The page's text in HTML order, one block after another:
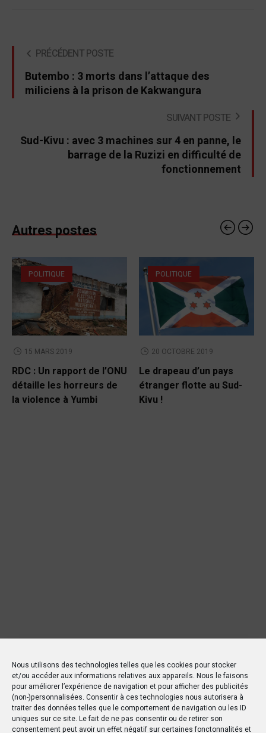
Nous utilisons des technologies telles que les cookies pour stocker
et/ou accéder aux informations relatives aux appareils. Nous le faisons
pour améliorer l’expérience de navigation et pour afficher des publicités
(non-)personnalisées. Consentir à ces technologies nous autorisera à
traiter des données telles que le comportement de navigation ou les ID
uniques sur ce site. Le fait de ne pas consentir ou de retirer son
consentement peut avoir un effet négatif sur certaines fonctonnalités et
PRÉCÉDENT POSTE
Butembo : 3 morts dans l’attaque des
miliciens à la prison de Kakwangura
SUIVANT POSTE
Sud-Kivu : avec 3 machines sur 4 en panne, le
barrage de la Ruzizi en difficulté de
fonctionnement
Autres postes
POLITIQUE
15 MARS 2019
RDC : Un rapport de l’ONU
détaille les horreurs de
la violence à Yumbi
POLITIQUE
20 OCTOBRE 2019
Le drapeau d’un pays
étranger flotte au Sud-
Kivu !